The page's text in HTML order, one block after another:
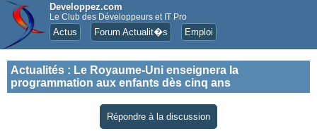
Developpez.com
Le Club des Développeurs et IT Pro
Actus Forum Actualit�s Emploi
Actualités : Le Royaume-Uni enseignera la
programmation aux enfants dès cinq ans
Répondre à la discussion